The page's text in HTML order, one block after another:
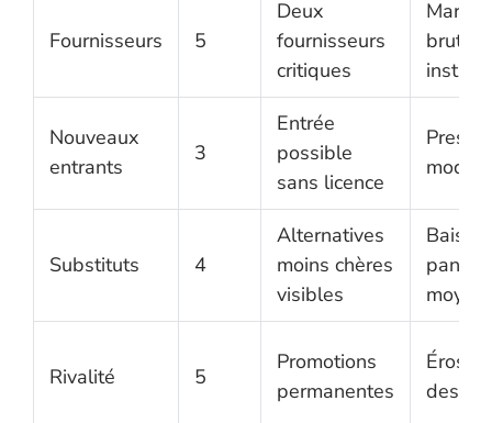
Fournisseurs 5
Deux
fournisseurs
critiques
Marge
brute
Nouveaux
entrants
3
Entrée
possible
sans licence
Substituts 4
Alternatives
moins chères
visibles
Baisse
panier
moyen
Rivalité 5
Promotions
permanentes
Érosion
des